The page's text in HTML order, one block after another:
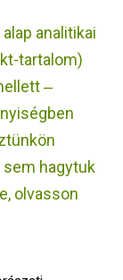
analitikai
tartalom)
‒
sem hagytuk
olvasson